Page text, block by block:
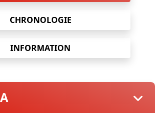
CHRONOLOGIE
INFORMATION